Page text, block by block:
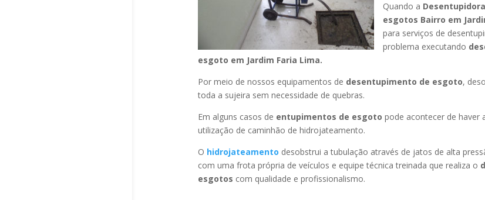
Quando a
esgotos Bairro em
para serviços de
problema executando
esgoto em Jardim Faria Lima.
Por meio de nossos equipamentos de desentupimento de esgoto,
toda a sujeira sem necessidade de quebras.
Em alguns casos de entupimentos de esgoto pode acontecer de haver
utilização de caminhão de hidrojateamento.
O hidrojateamento desobstrui a tubulação através de jatos de alta
com uma frota própria de veículos e equipe técnica treinada que realiza o
esgotos com qualidade e profissionalismo.